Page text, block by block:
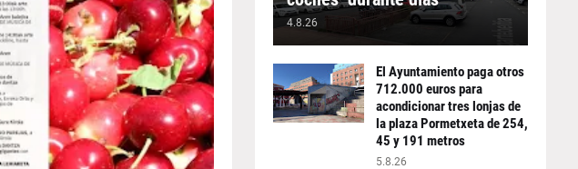
4.8.26
El Ayuntamiento paga otros
712.000 euros para
acondicionar tres lonjas de
la plaza Pormetxeta de 254,
45 y 191 metros
5.8.26